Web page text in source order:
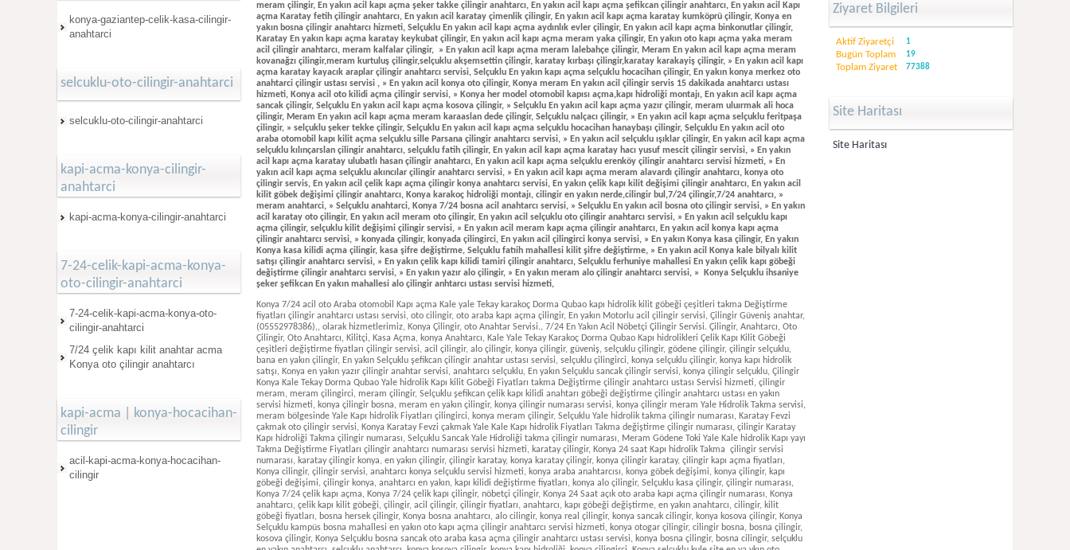
konya-gaziantep-celik-kasa-cilingir-
anahtarci
selcuklu-oto-cilingir-anahtarci
selcuklu-oto-cilingir-anahtarci
kapi-acma-konya-cilingir-
anahtarci
kapi-acma-konya-cilingir-anahtarci
7-24-celik-kapi-acma-konya-
oto-cilingir-anahtarci
7-24-celik-kapi-acma-konya-oto-
cilingir-anahtarci
7/24 çelik kapı kilit anahtar acma
Konya oto çilingir anahtarcı
kapi-acma | konya-hocacihan-
cilingir
acil-kapi-acma-konya-hocacihan-
cilingir
meram çilingir, En yakın acil kapı açma şeker takke çilingir anahtarcı, En yakın acil kapı açma şefikcan çilingir anahtarcı, En yakın acil Kapı
açma Karatay fetih çilingir anahtarcı, En yakın acil karatay çimenlik çilingir, En yakın acil kapı açma karatay kumköprü çilingir, Konya en
yakın bosna çilingir anahtarcı hizmeti, Selçuklu En yakın acil kapı açma aydınlık evler çilingir, En yakın acil kapı açma binkonutlar çilingir,
Karatay En yakın kapı açma karatay keykubat çilingir, En yakın acil kapı açma meram yaka çilingir, En yakın oto kapı açma yaka meram
acil çilingir anahtarcı, meram kalfalar çilingir, » En yakın acil kapı açma meram lalebahçe çilingir, Meram En yakın acil kapı açma meram
kovanağzı çilingir,meram kurtuluş çilingir,selçuklu akşemsettin çilingir, karatay kırbaşı çilingir,karatay karakayiş çilingir, » En yakın acil kapı
açma karatay kayacık araplar çilingir anahtarcı servisi, Selçuklu En yakın kapı açma selçuklu hocacihan çilingir, En yakın konya merkez oto
anahtarci çilingir ustası servisi , » En yakın acil konya oto çilingir, Konya meram En yakın acil çilingir servis 15 dakikada anahtarcı ustası
hizmeti, Konya acil oto kilidi açma çilingir servisi, » Konya her model otomobil kapısı açma,kapı hidroliği montajı, En yakın acil kapı açma
sancak çilingir, Selçuklu En yakın acil kapı açma kosova çilingir, » Selçuklu En yakın acil kapı açma yazır çilingir, meram uluırmak ali hoca
çilingir, Meram En yakın acil kapı açma meram karaaslan dede çilingir, Selçuklu nalçacı çilingir, » En yakın acil kapı açma selçuklu feritpaşa
çilingir, » selçuklu şeker tekke çilingir, Selçuklu En yakın acil kapı açma selçuklu hocacihan hanaybaşı çilingir, Selçuklu En yakın acil oto
araba otomobil kapı kilit açma selçuklu sille Parsana çilingir anahtarcı servisi, » En yakın acil selçuklu ışıklar çilingir, En yakın acil kapı açma
selçuklu kılınçarslan çilingir anahtarcı, selçuklu fatih çilingir, En yakın acil kapı açma karatay hacı yusuf mescit çilingir servisi, » En yakın
acil kapı açma karatay ulubatlı hasan çilingir anahtarcı, En yakın acil kapı açma selçuklu erenköy çilingir anahtarcı servisi hizmeti, » En
yakın acil kapı açma selçuklu akıncılar çilingir anahtarcı servisi, » En yakın acil kapı açma meram alavardı çilingir anahtarcı, konya oto
çilingir servis, En yakın acil çelik kapı açma çilingir konya anahtarcı servisi, En yakın çelik kapı kilit değişimi çilingir anahtarcı, En yakın acil
kilit göbek değişimi çilingir anahtarcı, Konya karakoç hidroliği montajı, cilingir en yakın nerde,cilingir bul,7/24 çilingir,7/24 anahtarcı, »
meram anahtarci, » Selçuklu anahtarci, Konya 7/24 bosna acil anahtarcı servisi, » Selçuklu En yakın acil bosna oto çilingir servisi, » En yakın
acil karatay oto çilingir, En yakın acil meram oto çilingir, En yakın acil selçuklu oto çilingir anahtarcı servisi, » En yakın acil selçuklu kapı
açma çilingir, selçuklu kilit değişimi çilingir servisi, » En yakın acil meram kapı açma çilingir anahtarcı, En yakın acil konya kapı açma
çilingir anahtarcı servisi, » konyada çilingir, konyada çilingirci, En yakın acil çilingirci konya servisi, » En yakın Konya kasa çilingir, En yakın
Konya kasa kilidi açma çilingir, kasa şifre değiştirme, Selçuklu fatıih mahallesi kilit şifre değiştirme, » En yakın acil Konya kale bilyalı kilit
satışı çilingir anahtarcı servisi, » En yakın çelik kapı kilidi tamiri çilingir anahtarcı, Selçuklu ferhuniye mahallesi En yakın çelik kapı göbeği
değiştirme çilingir anahtarcı servisi, » En yakın yazır alo çilingir, » En yakın meram alo çilingir anahtarcı servisi, » Konya Selçuklu ihsaniye
şeker şefikcan En yakın mahallesi alo çilingir anhtarcı ustası servisi hizmeti,
Konya 7/24 acil oto Araba otomobil Kapı açma Kale yale Tekay karakoç Dorma Qubao kapı hidrolik kilit göbeği çeşitleri takma Değiştirme fiyatları çilingir anahtarcı ustası servisi, oto cilingir, oto araba kapı açma çilingir, En yakın Motorlu acil çilingir servisi, Çilingir Güveniş anahtar, (05552978386),, olarak hizmetlerimiz, Konya Çilingir, oto Anahtar Servisi., 7/24 En Yakın Acil Nöbetçi Çilingir Servisi. Çilingir, Anahtarcı, Oto Çilingir, Oto Anahtarcı, Kilitçi, Kasa Açma, konya Anahtarcı, Kale Yale Tekay Karakoç Dorma Qubao Kapı hidrolikleri Çelik Kapı Kilit Göbeği çeşitleri değiştirme fiyatları çilingir servisi, acil çilingir, alo çilingir, konya çilingir, güveniş, selçuklu çilingir, gödene çilingir, çilingir selçuklu, bana en yakın çilingir, En yakın Selçuklu şefikcan çilingir anahtar ustası servisi, selçuklu çilingirci, konya selçuklu çilingir, konya kapı hidrolik satışı, Konya en yakın yazır çilingir anahtar servisi, anahtarcı selçuklu, En yakın Selçuklu sancak çilingir servisi, konya çilingir selçuklu, Çilingir Konya Kale Tekay Dorma Qubao Yale hidrolik Kapı kilit Göbeği Fiyatları takma Değiştirme çilingir anahtarcı ustası Servisi hizmeti, çilingir meram, meram çilingirci, meram çilingir, Selçuklu şefikcan çelik kapı kilidi anahtarı göbeği değiştirme çilingir anahtarcı ustası en yakın servisi hizmeti, konya çilingir bosna, meram en yakın çilingir, konya çilingir numarası servisi, konya çilingir meram Yale Hidrolik Takma servisi, meram bölgesinde Yale Kapı hidrolik Fiyatları çilingirci, konya meram çilingir, Selçuklu Yale hidrolik takma çilingir numarası, Karatay Fevzi çakmak oto çilingir servisi, Konya Karatay Fevzi çakmak Yale Kale Kapı hidrolik Fiyatları Takma değiştirme çilingir numarası, çilingir Karatay Kapı hidroliği Takma çilingir numarası, Selçuklu Sancak Yale Hidroliği takma çilingir numarası, Meram Gödene Toki Yale Kale hidrolik Kapı yayı Takma Değiştirme Fiyatları çilingir anahtarcı numarası servisi hizmeti, karatay çilingir, Konya 24 saat Kapı hidrolik Takma çilingir servisi numarası, karatay çilingir konya, en yakın çilingir, çilingir karatay, konya karatay çilingir, konya çilingir karatay, çilingir kapı açma fiyatları, Konya cilingir, çilingir servisi, anahtarcı konya selçuklu servisi hizmeti, konya araba anahtarcısı, konya göbek değişimi, konya çilingir, kapı göbeği değişimi, çilingir konya, anahtarcı en yakın, kapı kilidi değiştirme fiyatları, konya alo çilingir, Selçuklu kasa çilingir, çilingir numarası, Konya 7/24 çelik kapı açma, Konya 7/24 çelik kapı çilingir, nöbetçi çilingir, Konya 24 Saat açık oto araba kapı açma çilingir numarası, Konya anahtarcı, çelik kapı kilit göbeği, çilingir, acil çilingir, çilingir fiyatları, anahtarcı, kapı göbeği değiştirme, en yakın anahtarcı, cilingir, kilit göbeği fiyatları, bosna hersek çilingir, Konya bosna anahtarcı, alo cilingir, konya real çilingir, konya sancak cilingir, konya kosova çilingir, Konya Selçuklu kampüs bosna mahallesi en yakın oto kapı açma çilingir anahtarcı servisi hizmeti, konya otogar çilingir, cilingir bosna, bosna çilingir, kosova çilingir, Konya Selçuklu bosna sancak oto araba kasa açma çilingir anahtarcı ustası servisi, konya bosna çilingir, bosna cilingir, selçuklu en yakın anahtarcı, selçuklu anahtarcı, konya kosova cilingir, konya kapı hidroliği, konya çilingirci, Konya selçuklu kule site en ya ykın oto çilingir anahtarcı servisi, merkez anahtarcı, konya merkez anahtarcı, konya Kale Çelik kapı Kilidi göbeği değiştirme çilingir servisi numarası, Yaka Meram Yale hidrolik fiyatları, Meram yaka çilingir numarası servisi, Selçuklu Şefikcan kapı açma çilingir servisi, Meramda oto cilingir servisi, Karatayda oto araba kapı açma Kilit göbeği Değiştirme acil cilingir anahtarcı servisi numarası, Selçuklu oto cilingir servisi, Selçuklu Bosnada oto araba kapı açma cilingir servisi numarası, Sancakda oto araba kapı açma cilingir servisi numarası, Konya Ulubatlı hasan çilingir, Konya Kumköprü çilingir, çimenlik çilingir, Konya karatay akabe kasa oto araaaba ev daire kapı kilidi anahtarı açma değiştirme en yakın çilingir anahtarcı ustası servisi hizmeti, Konya karatay hamzaoğlu Yale Kapı hidrolik fiyatları takma Değiştirme çilingir anahtarcı ustası servisi hizmeti, Karatay en yakın Fetih mahallesi 7/24 acil kapı kilidi anahtarı açma değiştirme nöbetçi çilingir anahtarcı ustası servisi hizmeti, Karaty fetih Karkent mahallesi en yakın kapı açma çilingir anahtarcı servisi hizmeti, Karatay Büsan çilingir, Karataya en yakın Hacı yusuf mescid mahallesi 7/24 acil çelik kapı kilit anahtar açma değiştirme tamiri nöbetçi çilingir anahtarcı ustası servisi hizmeti, Meram kozağaç en yakın acil oto çilingir anahtarcı servisi hizmeti, Meram Lalebahçe Yale Hidrolik takma kapı kilit anahtar açma değiştirme çilingir anahtarcı numarası servisi hiizmeti, meram aydoğdu Yale kale Kapı hidrolik Yayı Takma Kapı kilit Göbeği Değiştirme oto araba kapı açma çilingir anahtarcı servisi numarası hizmeti, meram yenice kurtuluş çilingir, Konya meram yunus emre çilingir, Konya Meram küçük kovanağzı çilingir, Konya Meram armağan çilingir, Konya Meram Dede korkut çilingir, Konya Meram melihşah çilingir, yaka meram çilingir, yaka meram anahtarcı servis, yaka çilingir servisi, Meram Durunday Yale kale İto Hok Daf Kapı hidroliği Kilit göbeği değiştirme takma oto araba kapı açma çilingir servisi numarası hizmeti, meram alavardı çilingir,uzun harmanlar çilingir, karaaslan aybahçe çilingir, Karatay Ulubatlı hasan yale hidrolik fiyatları takma değiştirme çilingir servisi, Meram Şükran Mahallesi Yale Kapı hidroliği Takma Değiştirme servisi, Konya Yale 3,4,5, Numara Kapı hidrolik Takma Fiyatları, Karatay Çimenlik Yale kale Tekay Karakoç Hidrolik çeşitleri Fiyatları takma değiştirme çilingir servisi, Selçuklu Hüsamettin çelebi Yale Kapı hidroliği takma çilingir servisi, Meram yunus emre Mahallesi Civarında Yale kale Karakoç hok Daf Tekay Kapı Hidroliği Kilit göbeği çeşitleri oto araba kapı açma çilingir servisi, Buhara Yale Kapı hidroliği takma Değiştirme çilingir servisi, Selçuklu Parsana Yale kale Kapı hidrolik yayı Takma Değiştirme çilingir servisi, Selçuklu Kosova Yale Kale Tekay Karakoç Kapı Hidroliği Kilit çeşitleri Takma değiştirme oto araba kapı açma Çilingir servisi, Selçuklu Sille Ak mahalle civarında yakınında Yale Kale Tekay Karakoç kapı hidrolik yayı Kilit göbeği çeşitleri Fiyatları oto araba kapı açma çilingir servisi, Konya Sızma oto araba kapı açma çilingir servisi, Selçuklu Alakova oto araba kapı açma çilingir servisi, Konya Altınekin oto araba kapı açma çilingir servisi, bahçesaray oto araba kapı açma çilingir servisi, Selçuklu Dağdere oto araba kapı açma çilingir servisi, Meram Çayırbağı oto araba kapı açma çilingir servisi, Meram gödene toki oto araba kapı açma çilingir servisi, Meram hatunsaray oto araba kapı açma çilingir servisi, Konya Sarayönü oto araba gaziantep çelik para kasa kapı kilit anahtar açma çilingir servisi, Konya Selçuklu Ladik oto araba kapı açma çilingir servis, Selçuklu Şahören oto araba kapı açma çilingir servisi, Selçuklu Kestel oto araba kapı açma çilingir servis, Meram çarıklar oto araba kapı açma çilingir anahtarcı servisi, Meram Karaaslan oto araba kapı açma çilingir servisi, Meram Dere oto araba kapı açma çilingir servisi, Konya Karatay çaltı oto araba kapı açma çilingir servisi, Konya Aşağı, Yukarı, pınarbaşı oto araba kapı açma çilingir anahtarcı servisi, meram şükran mahallesi çilingir,alo çilingir, Konya Selçuklu bedir Hocacihan hanaybaşı Yale Kale Kapı Hidroliği takma değiştirme çilingir servisi, Selçuklu Erenköy Yale Kale Kapı hidroliği Kilit Göbeği çeşitleri Fiyatları takma değiştirme oto araba kapı açma çilingir anahtarcı ustası servisi, Selçuklu Mehmet akif Yale kale Tekay karakoç Hok Daf Kapı hidroliği çelik kapı Kilit göbeği çeşitleriTakma Değiştirme çilingir servis, Selçuklu hocacihan hanaybaşı çilingir, Selçuklu en yakın erenköy cilingir, Selçuklu Malazgirt mahallesi Yale Kale Kapı hidroliği kilit Göbeği çeşitleri takma Değiştirme oto araba kapı açma çilingir servisi, Selçuklu mehmet akif cilingir, Selçuklu hüsamettin çelebi çilingir, malazgirt çilingir, selçuklu aydınlıkevler çilingir, selçuklu sakarya çilingir, Meram karaaslan aybahçe çilingir, meram saadet çilingir, Meram şeyh sadrettin çilingir, meram hatıp çilingir, meram çayırbağı çilingir, meram gödene çilingir, Meram ertuğrul gazi çilingir, meram arif bilge çilingir, meram doğu hadimi çilingir, meram alakova çilingir, meram necip fazıl çilingir, meram dr.ziya barlas çilingir, meram hacı fettah çilingir, meram paşalı köprü çilingir, meram çaybaşı çilingir, meram pirebi çilingir, meram yaylapınar çilingir, meram hasanköy çilingir, meram hacı şaban çilingir, meram dere aşıklar çilingir, meram tırılırmak çilingir,selçuklu selahaddin eyyübi mahallesi çilingir, meram uluırmak alihoca çilingir, meram 24 saat açık çilingir, meram oto anahtarcı servisi, meram adülaziz çilingir, meram aşkan çilingir, meram çilingir servis,meram gazanfer mahallesi çilingir, meram harmancık çilingir, meram karahüyük çilingir,meram köyceğiz çilingir,meram süleymaniye kaş çilingir, meram havzan çilingir, meram öğretmen evleri çilingir, Konya toprak sarnıç çilingir, karatay talıcak çilingir,karatay elmacı çilingir,karatay hacı hasan çilingir, Konya karatay karacihan çilingir anahtarcı ustası servisi, Konya Karatay keçeciler en yaın çilingir anahatrcı ustası servisi, Karatay kayacık araplar çilingir, Karatay karakayış caddesi çilingir, Konya Karatay kırbaşı mahallesi çilingir, karatay Doğuş mahallesi çilingir, karatay çelebi çilingir, Konya karatay köprübaşı çilingir, Konya karatay selim sultan çilingir, karatay mengene çilingir, saraçoğlu çilingir, karatay yediler çilingir, karatay erler çilingir,karatay aziziye mahallesi çilingir, selçuklu medrese çilingir, selçuklu özlem çilingir, kılınçarslan çilingir, Selçuklu en yakın çilingir ustası şefikcan kapı açma anahtarcı servis hizmeti, selçuklu buhara çilingir, selçuklu farabi mahallesi çilingir, selçuklu beyhekim çilingir, Selçuklu Ferit paşa
Ziyaret Bilgileri
Aktif Ziyaretçi 1
Bugün Toplam 19
Toplam Ziyaret 77388
Site Haritası
Site Haritası